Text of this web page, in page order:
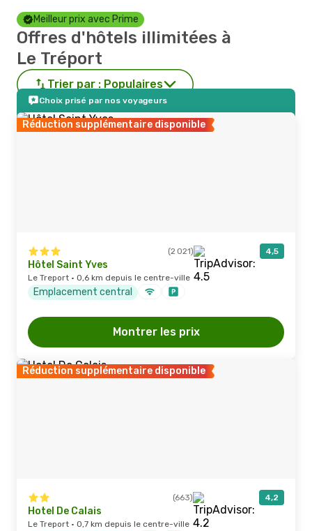
Meilleur prix avec Prime
Offres d'hôtels illimitées à
Le Tréport
Trier par : Populaires
Choix prisé par nos voyageurs
Réduction supplémentaire disponible
(2 021) 4,5
Hôtel Saint Yves
Le Treport · 0,6 km depuis le centre-ville
Emplacement central
Montrer les prix
Réduction supplémentaire disponible
(663) 4,2
Hotel De Calais
Le Treport · 0,7 km depuis le centre-ville